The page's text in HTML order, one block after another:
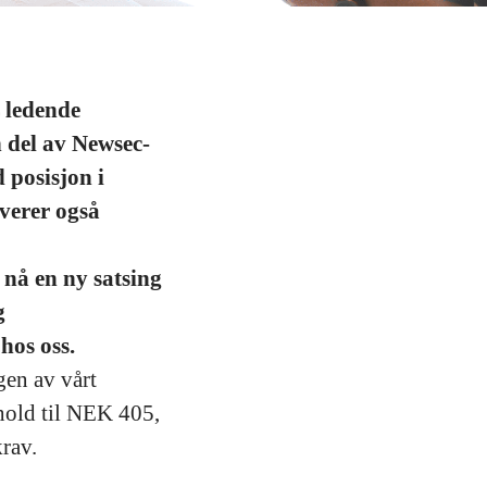
av Newsec-
posisjon i
også
en ny satsing
oss.
av vårt
til NEK 405,